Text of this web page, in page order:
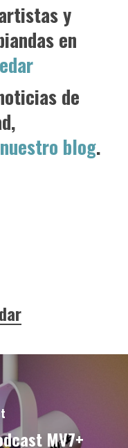
y
en
de
nuestro blog.
MV7+